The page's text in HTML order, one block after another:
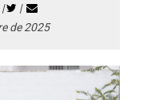
|
|
de 2025